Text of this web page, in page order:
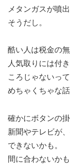
メタンガスが噴
そうだし。
酷い人は税金の
人気取りには付
ころじゃないっ
めちゃくちゃな
確かにボタンの
新聞やテレビが
できないかも。
間に合わないか